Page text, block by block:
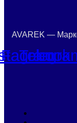
AVAREK —
Facebook